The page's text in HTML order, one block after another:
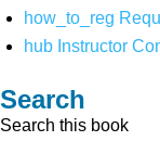
how_to_reg
hub Instructor
Search
Search this book